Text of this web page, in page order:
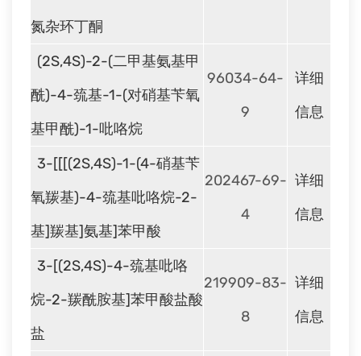
氮杂环丁酮
(2S,4S)-2-(二甲基氨基甲
酰)-4-巯基-1-(对硝基苄氧
基甲酰)-1-吡咯烷
96034-64-
9
详细
信息
3-[[[(2S,4S)-1-(4-硝基苄
氧羰基)-4-巯基吡咯烷-2-
基]羰基]氨基]苯甲酸
202467-69-
4
详细
信息
3-[(2S,4S)-4-巯基吡咯
烷-2-羰酰胺基]苯甲酸盐酸
盐
219909-83-
8
详细
信息